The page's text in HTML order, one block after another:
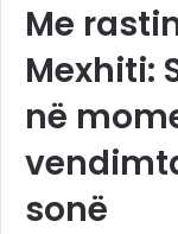
Me
Mexhiti:
në
sonë